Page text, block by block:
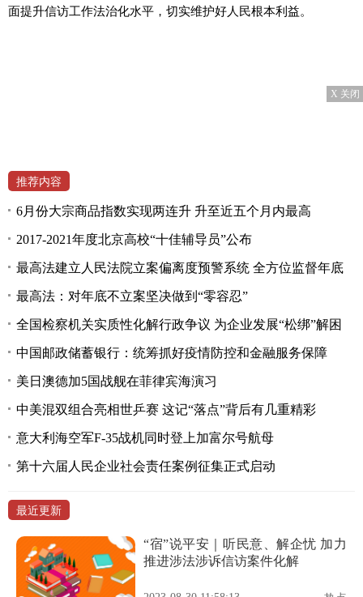
面提升信访工作法治化水平，切实维护好人民根本利益。
X 关闭
推荐内容
6月份大宗商品指数实现两连升 升至近五个月内最高
2017-2021年度北京高校“十佳辅导员”公布
最高法建立人民法院立案偏离度预警系统 全方位监督年底
最高法：对年底不立案坚决做到“零容忍”
全国检察机关实质性化解行政争议 为企业发展“松绑”解困
中国邮政储蓄银行：统筹抓好疫情防控和金融服务保障
美日澳德加5国战舰在菲律宾海演习
中美混双组合亮相世乒赛 这记“落点”背后有几重精彩
意大利海空军F-35战机同时登上加富尔号航母
第十六届人民企业社会责任案例征集正式启动
最近更新
“宿”说平安｜听民意、解企忧 加力
推进涉法涉诉信访案件化解